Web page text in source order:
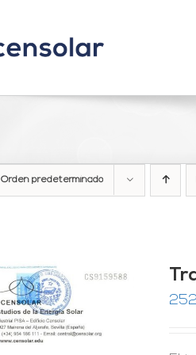
Orden predeterminado